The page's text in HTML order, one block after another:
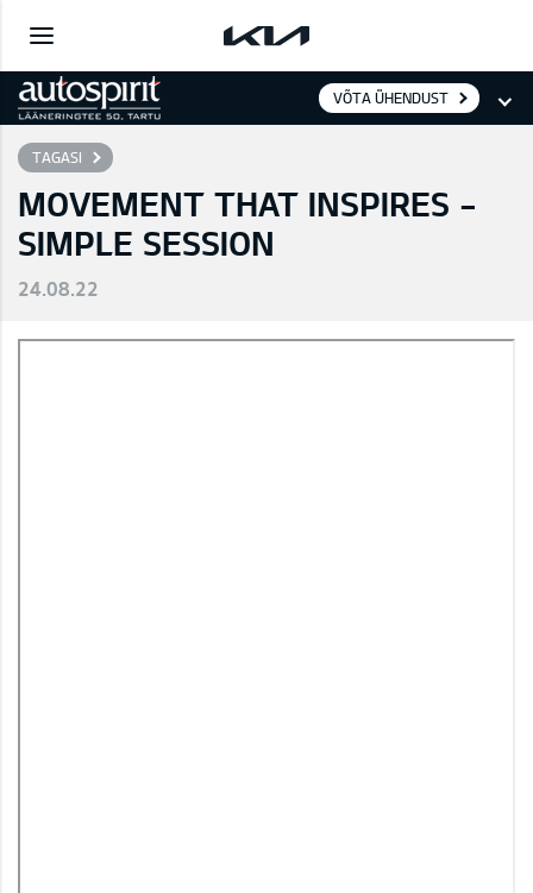
VÕTA ÜHENDUST
TAGASI
MOVEMENT THAT INSPIRES -
SIMPLE SESSION
24.08.22